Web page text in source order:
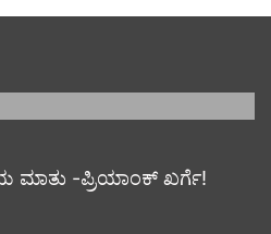
ಮಾತು -ಪ್ರಿಯಾಂಕ್ ಖರ್ಗೆ!